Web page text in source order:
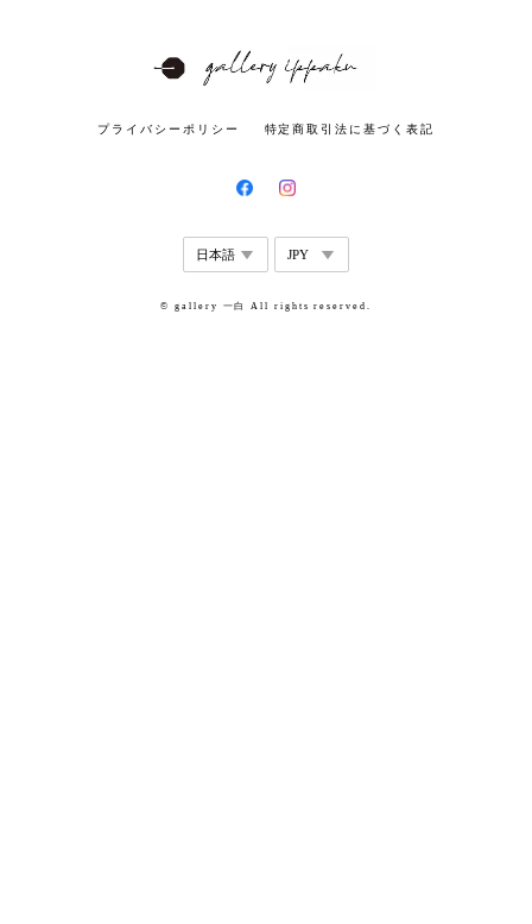
プライバシーポリシー 特定商取引法に基づく表記
© gallery 一白 All rights reserved.